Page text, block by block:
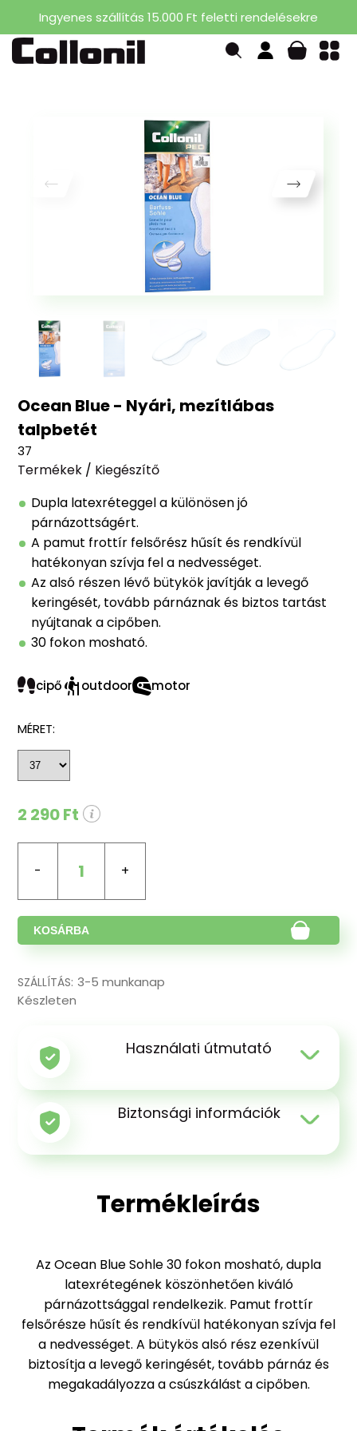
Ingyenes szállítás 15.000 Ft feletti rendelésekre
Ocean Blue - Nyári, mezítlábas
talpbetét
37
Termékek / Kiegészítő
Dupla latexréteggel a különösen jó
párnázottságért.
A pamut frottír felsőrész hűsít és rendkívül
hatékonyan szívja fel a nedvességet.
Az alsó részen lévő bütykök javítják a levegő
keringését, tovább párnáznak és biztos tartást
nyújtanak a cipőben.
30 fokon mosható.
cipő outdoor motor
MÉRET:
2 290 Ft
1
KOSÁRBA
SZÁLLÍTÁS: 3-5 munkanap
Készleten
Használati útmutató
Biztonsági információk
Termékleírás
Az Ocean Blue Sohle 30 fokon mosható, dupla
latexrétegének köszönhetően kiváló
párnázottsággal rendelkezik. Pamut frottír
felsőrésze hűsít és rendkívül hatékonyan szívja fel
a nedvességet. A bütykös alsó rész ezenkívül
biztosítja a levegő keringését, tovább párnáz és
megakadályozza a csúszkálást a cipőben.